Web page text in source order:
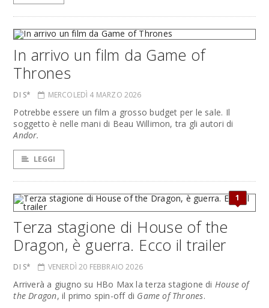
In arrivo un film da Game of
Thrones
DI S* MERCOLEDÌ 4 MARZO 2026
Potrebbe essere un film a grosso budget per le sale. Il
soggetto è nelle mani di Beau Willimon, tra gli autori di
Andor.
LEGGI
1
Terza stagione di House of the
Dragon, è guerra. Ecco il trailer
DI S* VENERDÌ 20 FEBBRAIO 2026
Arriverà a giugno su HBo Max la terza stagione di House of
the Dragon, il primo spin-off di Game of Thrones.